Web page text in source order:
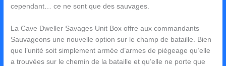
cependant… ce ne sont que des sauvages.
La Cave Dweller Savages Unit Box offre aux commandants
Sauvageons une nouvelle option sur le champ de bataille. Bien
que l’unité soit simplement armée d’armes de piégeage qu’elle
a trouvées sur le chemin de la bataille et qu’elle ne porte que